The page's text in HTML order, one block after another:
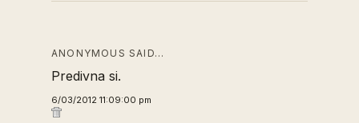
ANONYMOUS SAID…
Predivna si.
6/03/2012 11:09:00 pm